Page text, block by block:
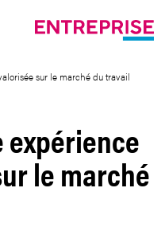
sur le marché du travail
le marché